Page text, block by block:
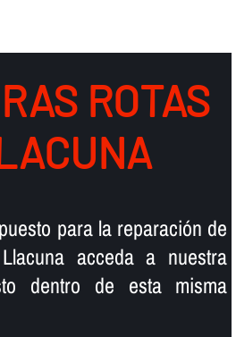
ROTAS
para la reparación de
acceda a nuestra
dentro de esta misma